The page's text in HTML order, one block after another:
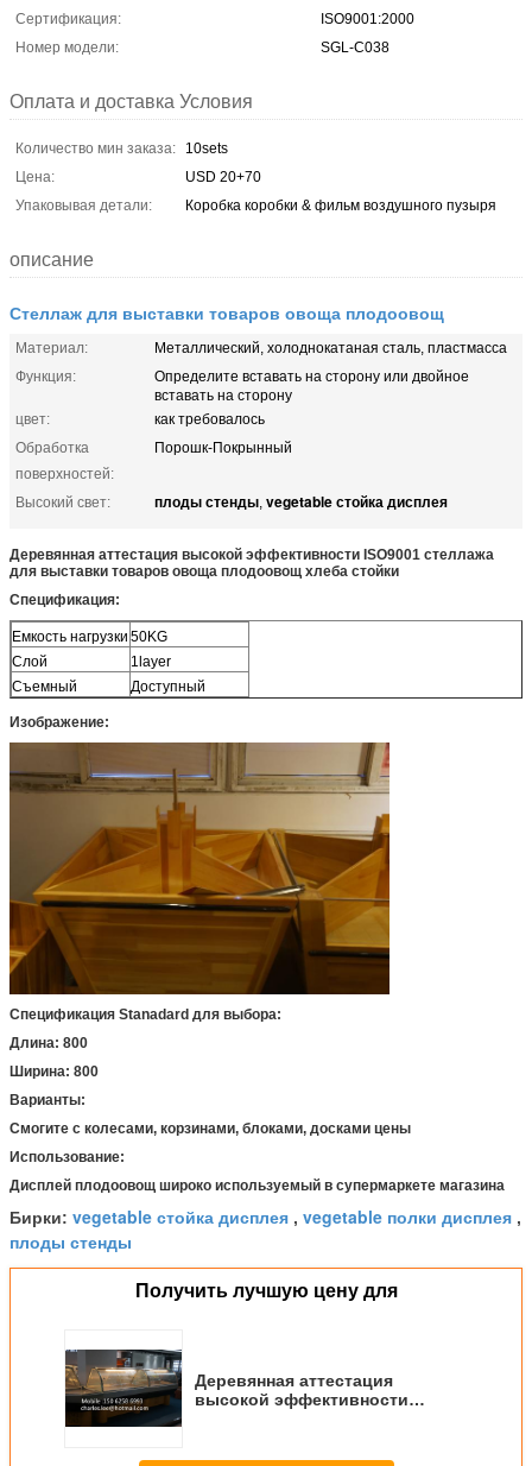
Сертификация:
ISO9001:2000
Номер модели:
SGL-C038
Оплата и доставка Условия
Количество мин заказа:
10sets
Цена:
USD 20+70
Упаковывая детали:
Коробка коробки & фильм воздушного пузыря
описание
Стеллаж для выставки товаров овоща плодоовощ
Материал:
Металлический, холоднокатаная сталь, пластмасса
Функция:
Определите вставать на сторону или двойное
вставать на сторону
цвет:
как требовалось
Обработка
поверхностей:
Порошк-Покрынный
Высокий свет: плоды стенды, vegetable стойка дисплея
Деревянная аттестация высокой эффективности ISO9001 стеллажа
для выставки товаров овоща плодоовощ хлеба стойки
Спецификация:
Емкость нагрузки 50KG
Слой
1layer
Съемный
Доступный
Изображение:
Спецификация Stanadard для выбора:
Длина: 800
Ширина: 800
Варианты:
Смогите с колесами, корзинами, блоками, досками цены
Использование:
Дисплей плодоовощ широко используемый в супермаркете магазина
Бирки: vegetable стойка дисплея , vegetable полки дисплея ,
плоды стенды
Получить лучшую цену для
Деревянная аттестация
высокой эффективности
хлеба стойки